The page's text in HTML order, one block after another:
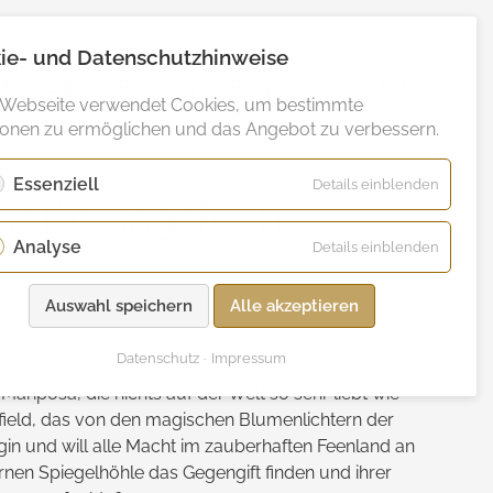
die nichts auf der Welt so sehr liebt wie
das von den magischen Blumen­lichtern der
und will alle Macht im zauberhaften Feenland an
Spiegelhöhle das Gegengift finden und ihrer
und Datenschutzhinweise
verwendet Cookies, um bestimmte
zu ermöglichen und das Angebot zu verbessern.
Essenziell Details einblenden
Analyse Details einblenden
Analyse
Auswahl speichern Alle akzeptieren
Datenschutz Impressum